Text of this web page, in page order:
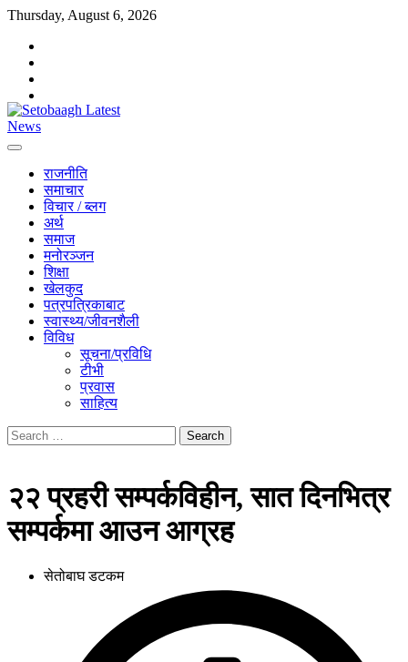
Skip
content
Thursday, August 6, 2026
राजनीति
समाचार
विचार / ब्लग
अर्थ
समाज
मनोरञ्जन
शिक्षा
खेलकुद
पत्रपत्रिकाबाट
स्वास्थ्य/जीवनशैली
विविध
सूचना/प्रविधि
टीभी
प्रवास
साहित्य
Search
for:
२२ प्रहरी सम्पर्कविहीन, सात दिनभित्र
सम्पर्कमा आउन आग्रह
सेतोबाघ डटकम